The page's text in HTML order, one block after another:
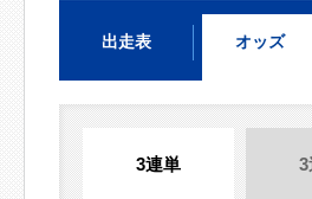
出走表 オッズ
3連単 3